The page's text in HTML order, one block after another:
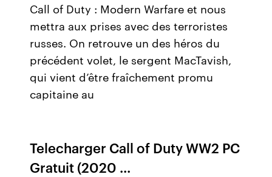
Call of Duty : Modern Warfare et nous
mettra aux prises avec des terroristes
russes. On retrouve un des héros du
précédent volet, le sergent MacTavish,
qui vient d’être fraîchement promu
capitaine au
Telecharger Call of Duty WW2 PC
Gratuit (2020 ...